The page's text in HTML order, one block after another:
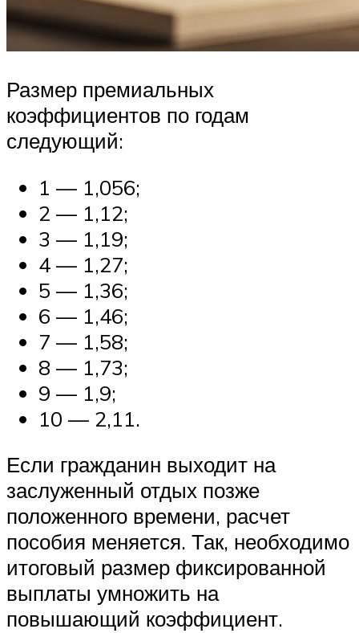
Размер премиальных
коэффициентов по годам
следующий:
1 — 1,056;
2 — 1,12;
3 — 1,19;
4 — 1,27;
5 — 1,36;
6 — 1,46;
7 — 1,58;
8 — 1,73;
9 — 1,9;
10 — 2,11.
Если гражданин выходит на
заслуженный отдых позже
положенного времени, расчет
пособия меняется. Так, необходимо
итоговый размер фиксированной
выплаты умножить на
повышающий коэффициент.